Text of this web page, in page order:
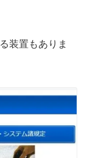
装置もありま